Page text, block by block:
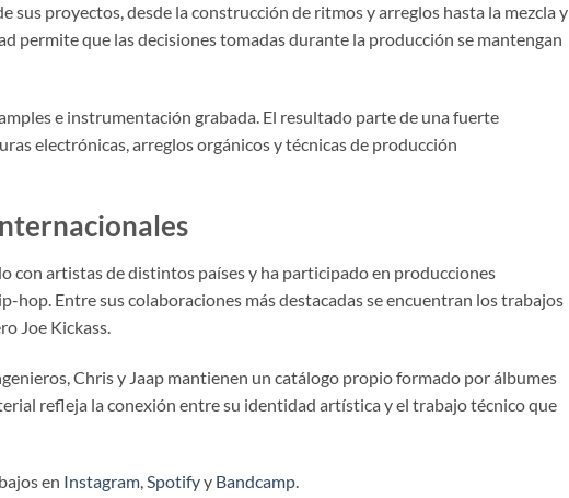
proyectos, desde la construcción de ritmos y arreglos hasta la mezcla y
permite que las decisiones tomadas durante la producción se mantengan
e instrumentación grabada. El resultado parte de una fuerte
electrónicas, arreglos orgánicos y técnicas de producción
con artistas de distintos países y ha participado en producciones
hop. Entre sus colaboraciones más destacadas se encuentran los trabajos
Joe Kickass.
Chris y Jaap mantienen un catálogo propio formado por álbumes
refleja la conexión entre su identidad artística y el trabajo técnico que
en Instagram,Spotifyy Bandcamp.